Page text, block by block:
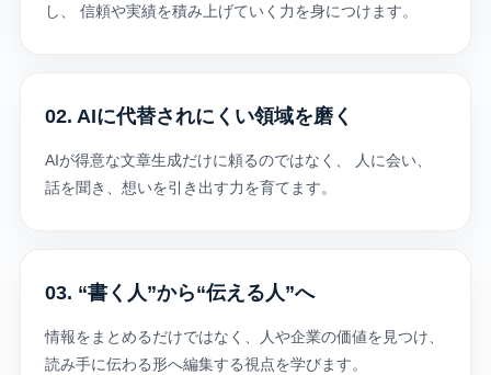
し、 信頼や実績を積み上げていく力を身につけます。
02. AIに代替されにくい領域を磨く
AIが得意な文章生成だけに頼るのではなく、 人に会い、
話を聞き、想いを引き出す力を育てます。
03. “書く人”から“伝える人”へ
情報をまとめるだけではなく、人や企業の価値を見つけ、
読み手に伝わる形へ編集する視点を学びます。